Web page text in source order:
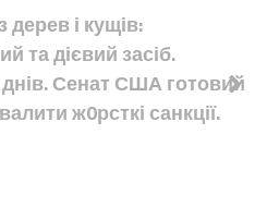
і кущів:
та дієвий засіб.
днів. Сенат США готовий
ж0рсткі санкції.